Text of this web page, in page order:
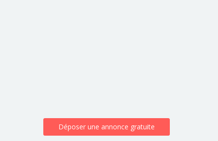
Déposer une annonce gratuite